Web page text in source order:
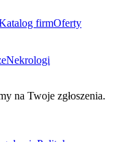
firmOferty
Nekrologi
na Twoje zgłoszenia.